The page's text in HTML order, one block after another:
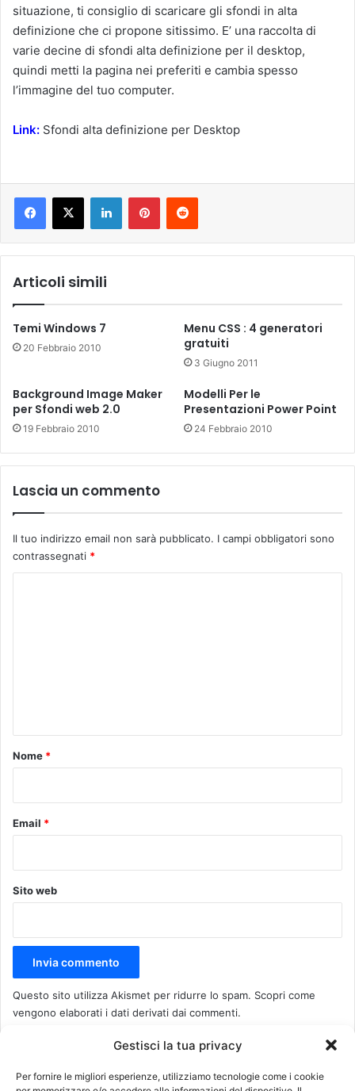
Gestisci la tua privacy
Per fornire le migliori esperienze, utilizziamo tecnologie come i cookie
situazione, ti consiglio di scaricare gli sfondi in alta
definizione che ci propone sitissimo. E’ una raccolta di
varie decine di sfondi alta definizione per il desktop,
quindi metti la pagina nei preferiti e cambia spesso
l’immagine del tuo computer.
Link: Sfondi alta definizione per Desktop
LinkedInPinterestReddit
Articoli simili
Temi Windows 7
20 Febbraio 2010
Menu CSS : 4 generatori
gratuiti
3 Giugno 2011
Background Image Maker
per Sfondi web 2.0
19 Febbraio 2010
Modelli Per le
Presentazioni Power Point
24 Febbraio 2010
Lascia un commento
Il tuo indirizzo email non sarà pubblicato. I campi obbligatori sono
contrassegnati *
o
Nome *
Email *
Sito web
Questo sito utilizza Akismet per ridurre lo spam. Scopri come
vengono elaborati i dati derivati dai commenti.
Recenti Più visitati Commenti